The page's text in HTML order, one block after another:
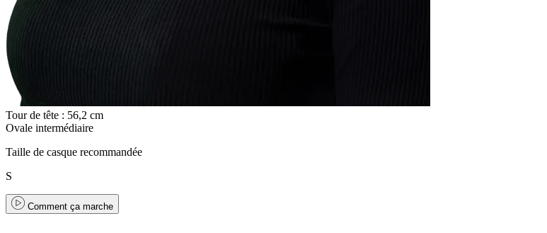
Tour de tête : 56,2 cm
Ovale intermédiaire
Taille de casque recommandée
S
Comment ça marche